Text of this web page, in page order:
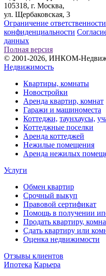
105318, г. Москва,
ул. Щербаковская, 3
Ограничение ответственности
конфиденциальности
данных
Полная версия
© 2001-2026, ИНКОМ-
Недвижимость
Квартиры, комнаты
Новостройки
Аренда квартир, комнат
Гаражи и машиноместа
Коттеджи, таунхаусы,
Коттеджные поселки
Аренда коттеджей
Нежилые помещения
Аренда нежилых
Услуги
Обмен квартир
Срочный выкуп
Правовой сертификат
Помощь в получении
Продать квартиру,
Сдать квартиру или
Оценка недвижимости
Отзывы клиентов
Ипотека Карьера